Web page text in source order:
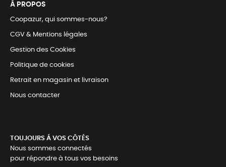
Á PROPOS
Coopazur, qui sommes-nous?
CGV & Mentions légales
Gestion des Cookies
Politique de cookies
Retrait en magasin et livraison
Nous contacter
TOUJOURS Á VOS CÔTÉS
Nous sommes connectés
pour répondre à tous vos besoins